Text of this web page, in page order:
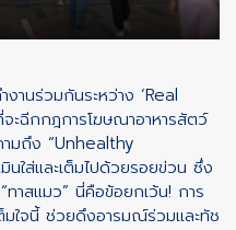
านร่วมกันระหว่าง ‘Real
ะฉีกกฎการโฆษณาอาหารสัตว์
ามถึง “Unhealthy
ใส่และเต็มไปด้วยรอยข่วน ซึ่ง
าสแมว” นี่คือข้อยกเว้น! การ
ใจนี้ ช่วยดึงอารมณ์ร่วมและทัช